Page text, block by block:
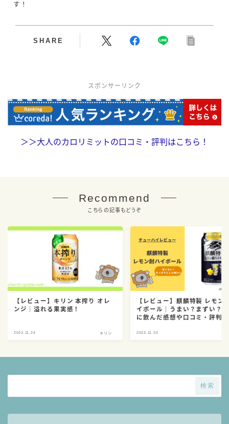
す！
SHARE
スポンサーリンク
＞＞大人のカロリミットの口コミ・評判はこちら！
Recommend
こちらの記事もどうぞ
【レビュー】キリン 本搾り オレ
ンジ｜溢れる果実感！
2023.11.24 キリン
【レビュー】麒麟特製 レモン
イボール｜うまい？まずい？
に飲んだ感想や口コミ・評判
2023.11.30
検索